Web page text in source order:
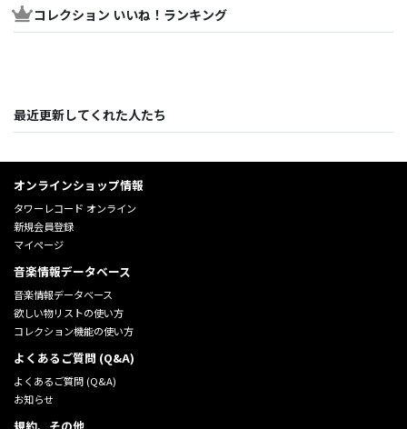
コレクション いいね！ランキング
最近更新してくれた人たち
オンラインショップ情報
タワーレコード オンライン
新規会員登録
マイページ
音楽情報データベース
音楽情報データベース
欲しい物リストの使い方
コレクション機能の使い方
よくあるご質問 (Q&A)
よくあるご質問 (Q&A)
お知らせ